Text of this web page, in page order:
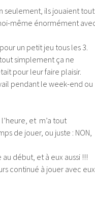
seulement, ils jouaient tout
même énormément
un petit jeu tous les 3.
tout simplement ça ne
pour leur faire plaisir.
pendant le week-end ou
et m’a tout
de jouer, ou juste : NON,
au début, et à eux aussi !!!
continué à jouer avec